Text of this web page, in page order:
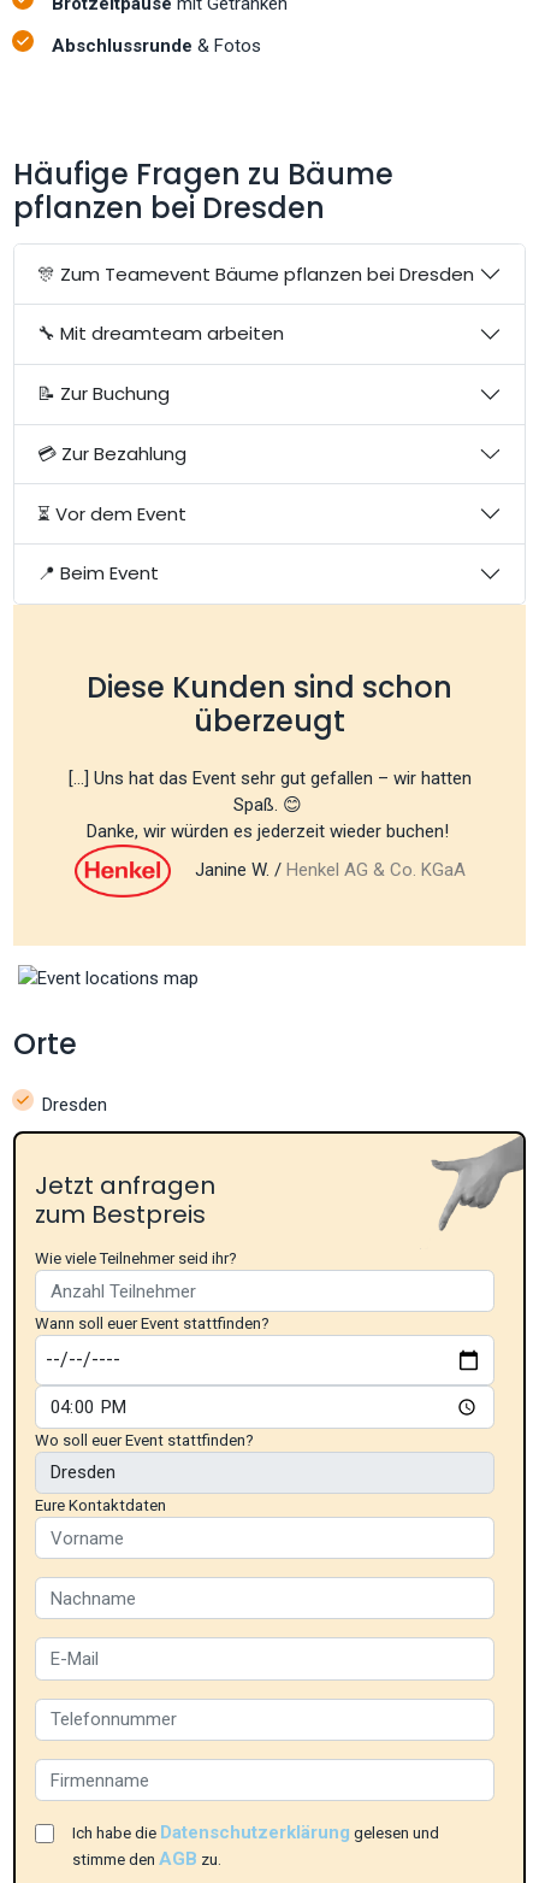
Abschlussrunde & Fotos
Häufige Fragen zu Bäume
pflanzen bei Dresden
🎊 Zum Teamevent Bäume pflanzen bei Dresden
🔧 Mit dreamteam arbeiten
📝 Zur Buchung
💳 Zur Bezahlung
⏳ Vor dem Event
📍 Beim Event
Diese Kunden sind schon
überzeugt
[...] Uns hat das Event sehr gut gefallen – wir hatten
Spaß. 😊
Danke, wir würden es jederzeit wieder buchen!
Janine W. / Henkel AG & Co. KGaA
Orte
Dresden
Jetzt anfragen
zum Bestpreis
Wie viele Teilnehmer seid ihr?
Wann soll euer Event stattfinden?
Wo soll euer Event stattfinden?
Eure Kontaktdaten
Ich habe die Datenschutzerklärung gelesen und
stimme denAGB zu.